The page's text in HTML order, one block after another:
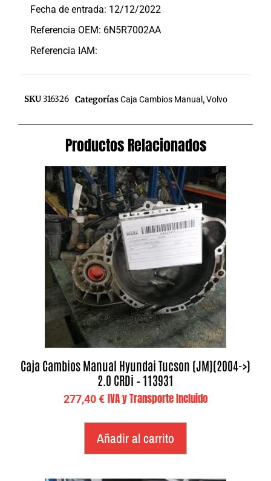
Fecha de entrada: 12/12/2022
Referencia OEM: 6N5R7002AA
Referencia IAM:
SKU316326 CategoríasCaja Cambios Manual ,Volvo
Productos Relacionados
Caja Cambios Manual Hyundai Tucson (JM)(2004->)
2.0 CRDi – 113931
277,40€ IVA y Transporte Incluido
Añadir al carrito